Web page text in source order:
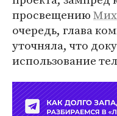
просвещению
очередь, глава
уточняла, что
использование